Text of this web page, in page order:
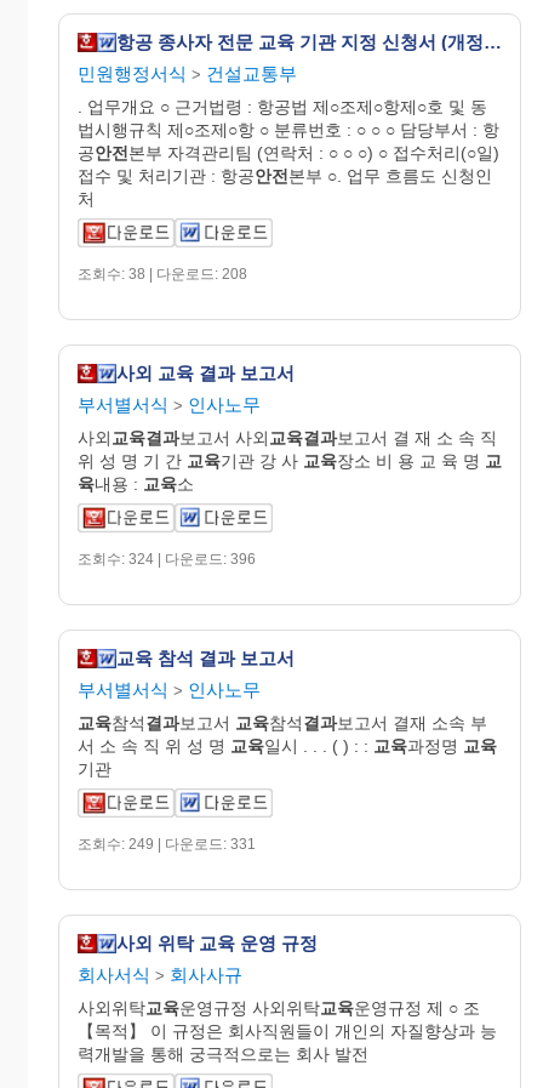
항공 종사자 전문 교육 기관 지정 신청서 (개정 2006.8.18)
민원행정서식 > 건설교통부
. 업무개요 ○ 근거법령 : 항공법 제○조제○항제○호 및 동
법시행규칙 제○조제○항 ○ 분류번호 : ○ ○ ○ 담당부서 : 항
공안전본부 자격관리팀 (연락처 : ○ ○ ○) ○ 접수처리(○일)
접수 및 처리기관 : 항공안전본부 ○. 업무 흐름도 신청인
처
조회수: 38 | 다운로드: 208
사외 교육 결과 보고서
부서별서식 > 인사노무
사외 교육결과보고서 사외 교육결과보고서 결 재 소 속 직
위 성 명 기 간 교육기관 강 사 교육장소 비 용 교 육 명 교
육내용 : 교육소
조회수: 324 | 다운로드: 396
교육 참석 결과 보고서
부서별서식 > 인사노무
교육참석결과보고서 교육참석결과보고서 결재 소속 부
서 소 속 직 위 성 명 교육일시 . . . ( ) : : 교육과정명 교육
기관
조회수: 249 | 다운로드: 331
사외 위탁 교육 운영 규정
회사서식 > 회사사규
사외위탁교육운영규정 사외위탁교육운영규정 제 ○ 조
【목적】 이 규정은 회사직원들이 개인의 자질향상과 능
력개발을 통해 궁극적으로는 회사 발전